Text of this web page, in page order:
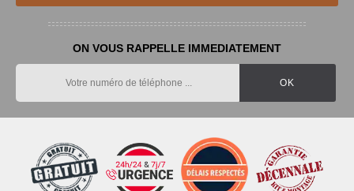
ON VOUS RAPPELLE IMMEDIATEMENT